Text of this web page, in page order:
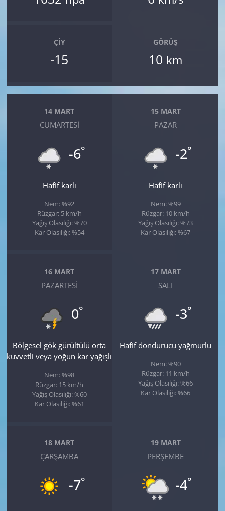
ÇIY
-15
GÖRÜŞ
10 km
14 MART
CUMARTESI
-6°
Hafif karlı
Nem: %92
Rüzgar: 5 km/h
Yağış Olasılığı: %70
Kar Olasılığı: %54
15 MART
PAZAR
-2°
Hafif karlı
Nem: %99
Rüzgar: 10 km/h
Yağış Olasılığı: %73
Kar Olasılığı: %67
16 MART
PAZARTESI
0°
Bölgesel gök gürültülü orta
kuvvetli veya yoğun kar yağışlı
Nem: %98
Rüzgar: 15 km/h
Yağış Olasılığı: %60
Kar Olasılığı: %61
17 MART
SALI
-3°
Hafif dondurucu yağmurlu
Nem: %90
Rüzgar: 11 km/h
Yağış Olasılığı: %66
Kar Olasılığı: %66
18 MART
ÇARŞAMBA
-7°
19 MART
PERŞEMBE
-4°